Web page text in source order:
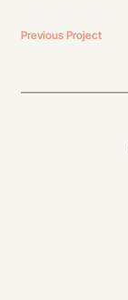
Previous Project